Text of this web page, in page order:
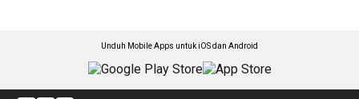
Unduh Mobile Apps untuk iOS dan Android